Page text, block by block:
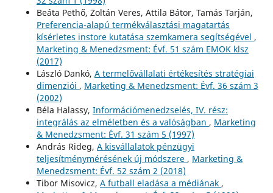
Beáta Pethő, Zoltán Veres, Attila Bátor, Tamás Tarján,
Preferencia-alapú termékválasztási magatartás
kísérletes instore kutatása szemkamera segítségével ,
Marketing & Menedzsment: Évf. 51 szám EMOK klsz
(2017)
László Dankó, A termelővállalati értékesítés stratégiai
dimenziói , Marketing & Menedzsment: Évf. 36 szám 3
(2002)
Béla Halassy, Információmenedzselés, IV. rész:
integrálás az elméletben és a valóságban , Marketing
& Menedzsment: Évf. 31 szám 5 (1997)
András Rideg, A kisvállalatok pénzügyi
teljesítménymérésének új módszere , Marketing &
Menedzsment: Évf. 52 szám 2 (2018)
Tibor Misovicz, A futball eladása a médiának ,